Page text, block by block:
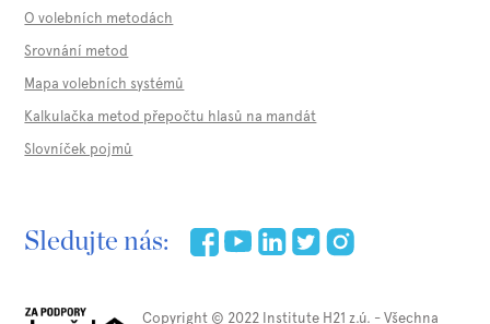
O volebních metodách
Srovnání metod
Mapa volebních systémů
Kalkulačka metod přepočtu hlasů na mandát
Slovníček pojmů
Sledujte nás:
Copyright © 2022 Institute H21 z.ú. - Všechna